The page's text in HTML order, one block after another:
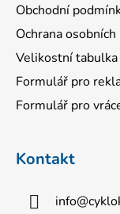
Obchodní
Ochrana osobních
Velikostní tabulka
Formulář pro
Formulář pro
Kontakt
info@